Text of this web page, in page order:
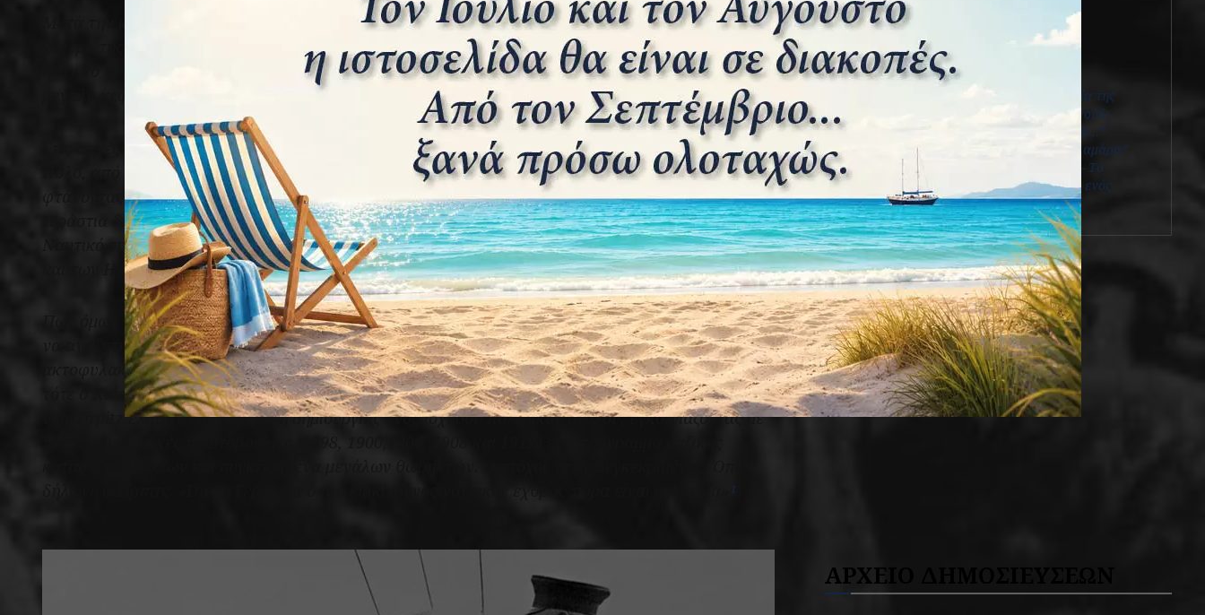
Μετά την κατάρρευση της χρηματαγοράς του Παρισιού το 1870, το Σίτι του Λονδίνου ήταν το
κέντρο της παγκόσμιας οικονομίας, όχι μόνο γιατί η βρετανική βιομηχανία άνθρακα και σιδήρου
ήταν το εργοστάσιο όλου του κόσμου, αλλά κυρίως, γιατί στο Λονδίνο κυκλοφορούσε όλο το
μεγάλο κεφάλαιο και εκεί είχαν μετοικίσει οι μεγαλύτεροι Ευρωπαίοι τραπεζίτες.
Στις αρχές του 20ουαιώνα η Βρετανική Αυτοκρατορία επεκτεινόταν από τον Βόρειο ως τον Νότιο
Πόλο, από τον Καναδά ως την Αίγυπτο και την αποικία του ακρωτηρίου της Καλής Ελπίδας,
φτάνοντας ως την Ινδία, τη Βιρμανία, τη Σιγκαπούρη, την Αυστραλία κ.α. Πράγματι ήταν μια
τεράστια δύναμη που στηριζόταν κυρίως στη θαλάσσια ισχύ που της χάριζε το πανίσχυρο
Ναυτικό της (Royal Navy), ενώ το βουητό των ανταγωνιστών της, της Γερμανίας, της Ιαπωνίας
και των Η.Π.Α ακούγονταν πολύ αδύναμο ακόμα.
Πως όμως η Βρετανία έφτασε στη δημιουργία ενός τόσου ισχυρού Ναυτικού; Η απάντηση πρέπει
να αναζητηθεί στη Γερμανία, μια χώρα που μέχρι το 1898 χρησιμοποιούσε το Ναυτικό της ως
ακτοφυλακή για την προστασία των ακτών της Βαλτικής. Όλα αυτά όμως μέχρι το 1898, καθώς
τότε ο Kaiser Wilhelm II και ο νέος Υπουργός του Αυτοκρατορικού Ναυτικού, Ναύαρχος Alfred
von Tirpitz έλαβαν την απόφαση δημιουργίας ενός ισχυρού πολεμικού στόλου, εγκαινιάζοντας με
1
Πρόσφατα άρθρα
Ο πίνακας “Η σχεδία της
Μέδουσας” και το τραγούδι
“Ήταν ένα μικρό καράβι…”
Το ατμόπλοιο “Καλαμάρα”
Σπυρίδων Χάμπας – Το
μυθιστορηματικό τέλος ενός
Ναυτικού Αεροπόρου
ΑΡΧΕΙΟ ΔΗΜΟΣΙΕΥΣΕΩΝ